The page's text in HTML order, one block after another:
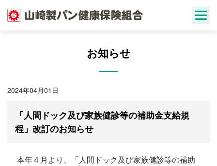
お知らせ
2024年04月01日
「人間ドック及び家族健診等の補助金支給規
程」改訂のお知らせ
本年４月より、「人間ドック及び家族健診等の補助